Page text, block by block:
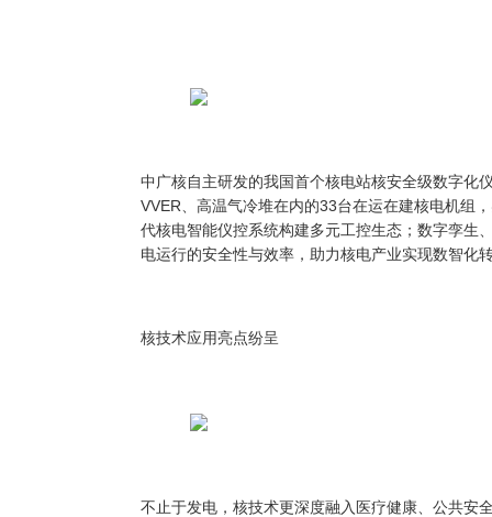
中广核自主研发的我国首个核电站核安全级数字化
VVER、高温气冷堆在内的33台在运在建核电机组
代核电智能仪控系统构建多元工控生态；数字孪生
电运行的安全性与效率，助力核电产业实现数智化
核技术应用亮点纷呈
不止于发电，核技术更深度融入医疗健康、公共安